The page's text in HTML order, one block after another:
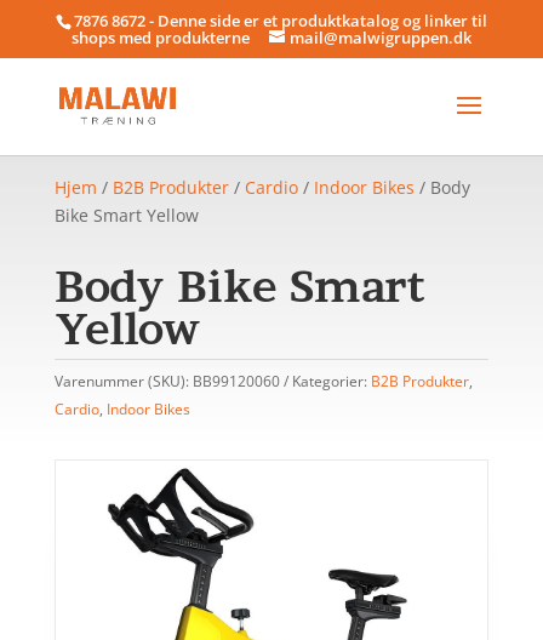
7876 8672 - Denne side er et produktkatalog og linker til
shops med produkterne mail@malwigruppen.dk
Hjem / B2B Produkter/ Cardio/ Indoor Bikes / Body
Bike Smart Yellow
Body Bike Smart
Yellow
Varenummer (SKU): BB99120060 Kategorier: B2B Produkter,
Cardio, Indoor Bikes